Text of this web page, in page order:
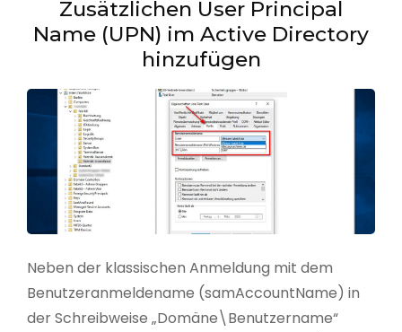
Zusätzlichen User Principal
Name (UPN) im Active Directory
hinzufügen
Neben der klassischen Anmeldung mit dem
Benutzeranmeldename (samAccountName) in
der Schreibweise „Domäne\Benutzername“